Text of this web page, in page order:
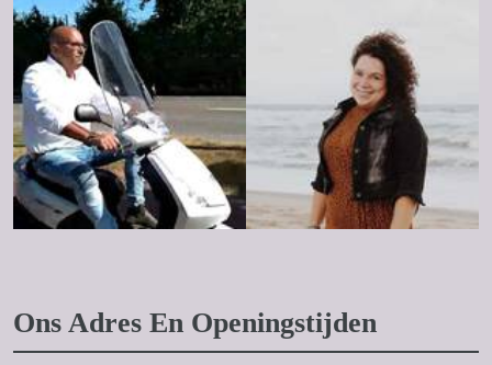
Ons Adres En Openingstijden